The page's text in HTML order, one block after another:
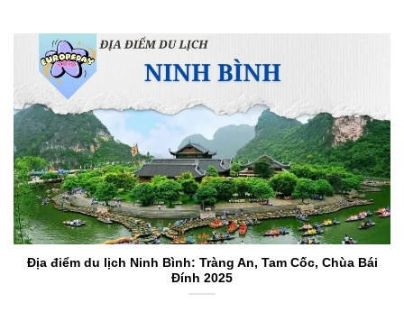
Địa điểm du lịch Ninh Bình: Tràng An, Tam Cốc, Chùa Bái
Đính 2025